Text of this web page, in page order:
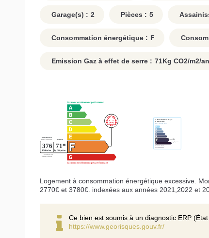
Garage(s) : 2 Pièces : 5
Consommation énergétique : F
Emission Gaz à effet de serre : 71Kg CO2/m2/an
Logement à consommation énergétique excessive.
2770€ et 3780€. indexées aux années 2021,2022 et
Ce bien est soumis à un diagnostic ERP
https://www.georisques.gouv.fr/